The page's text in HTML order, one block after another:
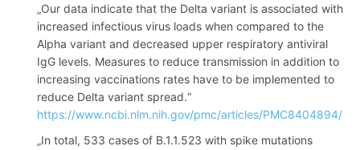
„Our data indicate that the Delta variant is associated with
increased infectious virus loads when compared to the
Alpha variant and decreased upper respiratory antiviral
IgG levels. Measures to reduce transmission in addition to
increasing vaccinations rates have to be implemented to
reduce Delta variant spread.“
https://www.ncbi.nlm.nih.gov/pmc/articles/PMC8404894/
„In total, 533 cases of B.1.1.523 with spike mutations